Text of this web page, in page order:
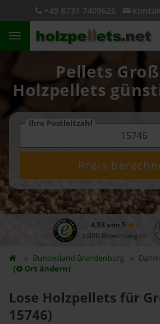
+49 8731 7409626
Pellets
Holzpellets
Ihre Postleitzahl
Preis
4,93 von 5
5.090 Bewertungen
Bundesland Brandenburg
(
Ort ändern)
Lose Holzpellets für
15746)